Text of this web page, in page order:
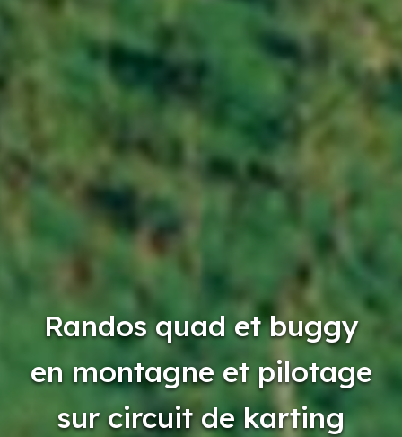
Randos quad et buggy
en montagne et pilotage
sur circuit de karting